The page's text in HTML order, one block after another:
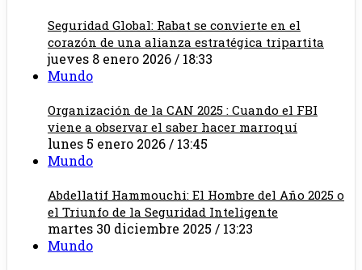
Seguridad Global: Rabat se convierte en el
corazón de una alianza estratégica tripartita
jueves 8 enero 2026 / 18:33
Mundo
Organización de la CAN 2025 : Cuando el FBI
viene a observar el saber hacer marroquí
lunes 5 enero 2026 / 13:45
Mundo
Abdellatif Hammouchi: El Hombre del Año 2025 o
el Triunfo de la Seguridad Inteligente
martes 30 diciembre 2025 / 13:23
Mundo